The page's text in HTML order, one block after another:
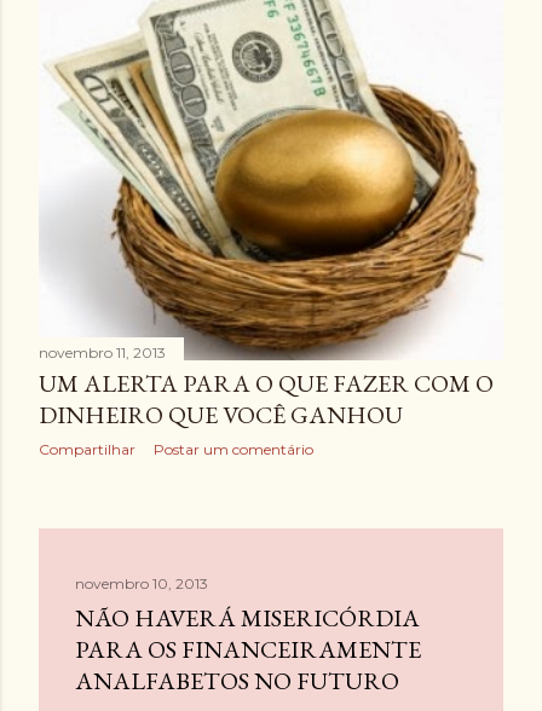
novembro 11, 2013
UM ALERTA PARA O QUE FAZER COM O
DINHEIRO QUE VOCÊ GANHOU
Compartilhar Postar um comentário
novembro 10, 2013
NÃO HAVERÁ MISERICÓRDIA
PARA OS FINANCEIRAMENTE
ANALFABETOS NO FUTURO